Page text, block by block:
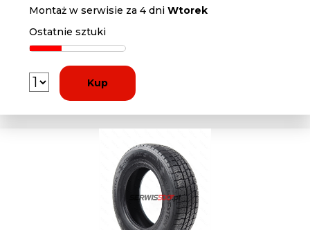
Montaż w serwisie za 4 dniWtorek
Ostatnie sztuki
Kup